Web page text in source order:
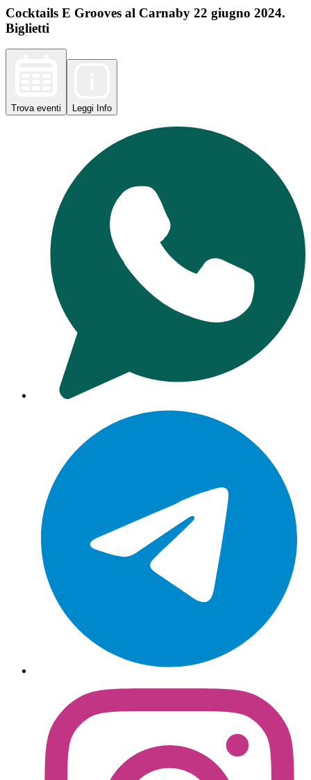
Cocktails E Grooves al Carnaby 22 giugno 2024.
Biglietti
Trova eventi Leggi Info